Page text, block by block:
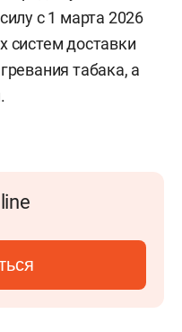
с 1 марта 2026
систем доставки
табака, а